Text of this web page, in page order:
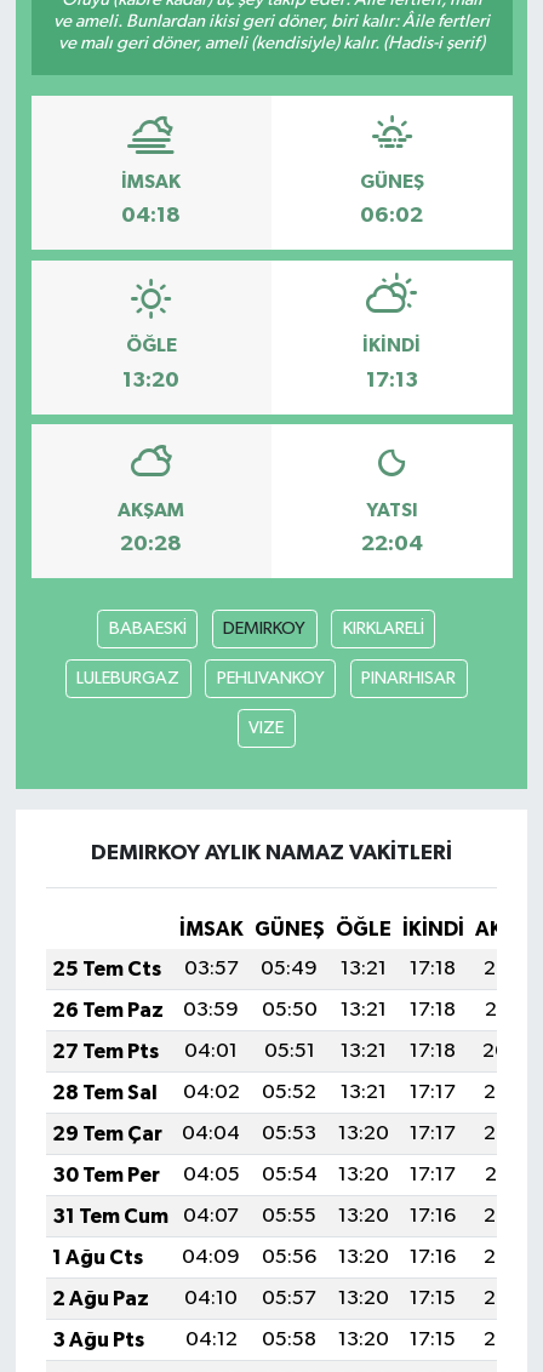
ve ameli. Bunlardan ikisi geri döner, biri kalır: Âile fertleri
ve malı geri döner, ameli (kendisiyle) kalır. (Hadis-i şerif)
İMSAK
04:18
GÜNEŞ
06:02
ÖĞLE
13:20
İKINDI
17:13
AKŞAM
20:28
YATSI
22:04
BABAESKİ DEMIRKOY KIRKLARELİ
LULEBURGAZ PEHLIVANKOY PINARHISAR
VIZE
DEMIRKOY AYLIK NAMAZ VAKITLERI
İMSAK GÜNEŞ ÖĞLE İKINDI
25 Tem Cts
03:57 05:49 13:21 17:18
20:42
26 Tem Paz
03:59 05:50 13:21 17:18
20:41
27 Tem Pts
04:01 05:51 13:21 17:18
20:40
28 Tem Sal
04:02 05:52 13:21 17:17
20:39
29 Tem Çar
04:04 05:53 13:20 17:17
20:38
30 Tem Per
04:05 05:54 13:20 17:17
20:37
31 Tem Cum
04:07 05:55 13:20 17:16
20:36
1 Ağu Cts
04:09 05:56 13:20 17:16
20:35
2 Ağu Paz
04:10 05:57 13:20 17:15
20:34
3 Ağu Pts
04:12 05:58 13:20 17:15
20:33